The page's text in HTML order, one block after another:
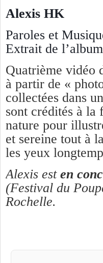
Alexis HK
Paroles et
Extrait de l’album
Quatrième vidéo
à partir de «
collectées dans
sont crédités à la
nature pour
et sereine tout à
les yeux
Alexis est en
(Festival du
Rochelle.